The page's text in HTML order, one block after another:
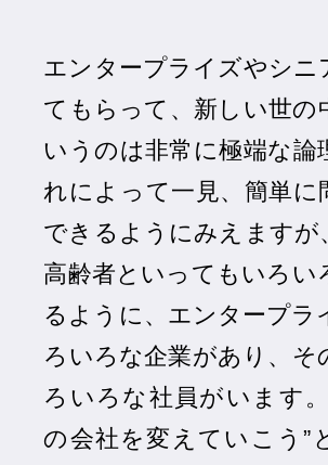
エンタープライズやシニ
てもらって、新しい世の
いうのは非常に極端な論
れによって一見、簡単に
できるようにみえますが
高齢者といってもいろい
るように、エンタープラ
ろいろな企業があり、そ
ろいろな社員がいます。
の会社を変えていこう”